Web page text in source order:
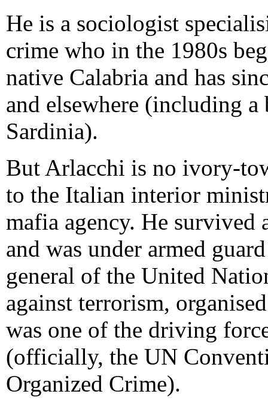
He is a sociologist
crime who in the 1980s
native Calabria and has
and elsewhere (including
Sardinia).
But Arlacchi is no ivory-
to the Italian interior
mafia agency. He survived
and was under armed
general of the United
against terrorism,
was one of the driving
(officially, the UN
Organized Crime).